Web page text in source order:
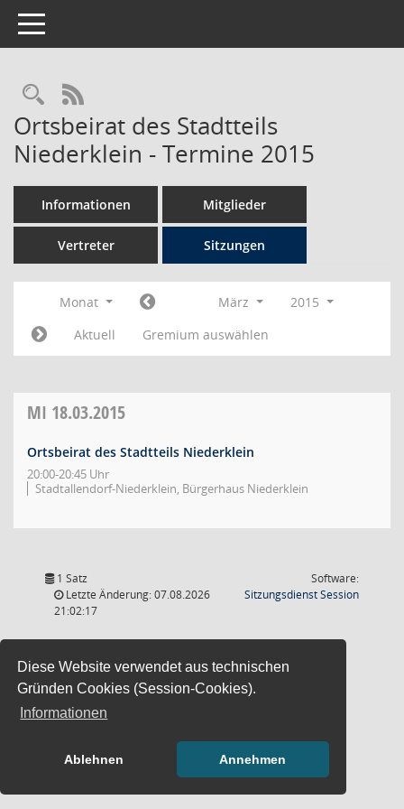
Diese Website verwendet aus technischen
Gründen Cookies (Session-Cookies).
Informationen
Ablehnen Annehmen
Toggle navigation
Rechercheauswahl
RSS-Feed
Ortsbeirat des Stadtteils
Niederklein - Termine 2015
Informationen Mitglieder
Vertreter Sitzungen
Monat März
2015
Aktuell
Gremium auswählen
MI 18.03.2015
Ortsbeirat des Stadtteils Niederklein
20:00-20:45 Uhr
Stadtallendorf-Niederklein, Bürgerhaus Niederklein
1 Satz
Letzte Änderung: 07.08.2026
21:02:17
Software:
SitzungsdienstSession(Wird in